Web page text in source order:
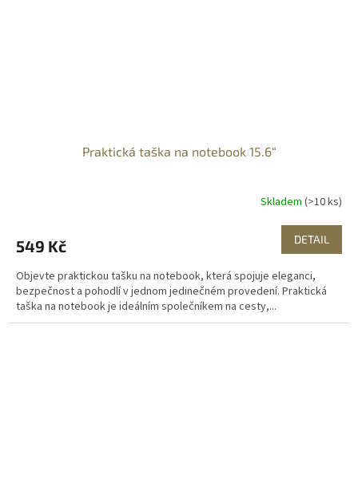
Praktická taška na notebook 15.6“
Skladem (>10 ks)
549 Kč DETAIL
Objevte praktickou tašku na notebook, která spojuje eleganci,
bezpečnost a pohodlí v jednom jedinečném provedení. Praktická
taška na notebook je ideálním společníkem na cesty,...